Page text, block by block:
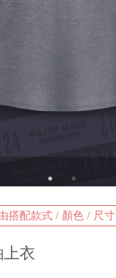
搭配款式 / 顏色 / 尺寸
上衣